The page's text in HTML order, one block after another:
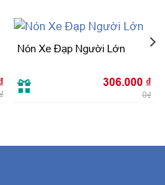
₫
Giá
hiện
tại
Nón Xe Đạp Người Lớn
306.000 ₫
0₫